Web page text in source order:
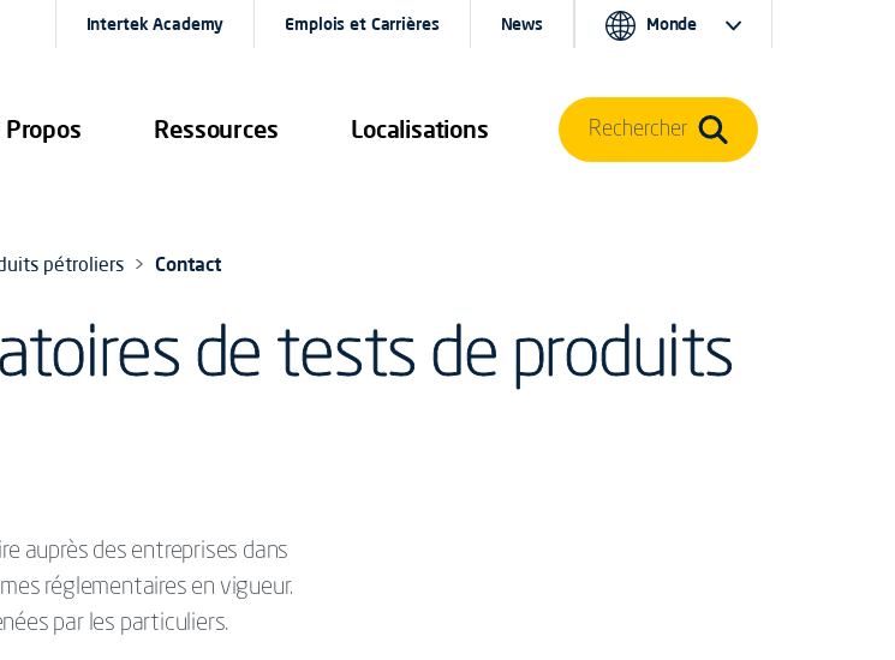
Propos Ressources Localisations
Intertek Academy Emplois et Carrières News Monde
Rechercher
pétroliers Contact
de tests de produits
auprès des entreprises dans
réglementaires en vigueur.
par les particuliers.